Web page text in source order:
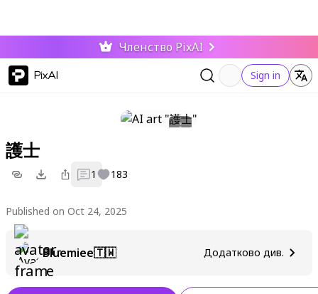
Членство PixAI
PixAI Sign in
護士
1 183
Published on Oct 24, 2025
Bluemiee🇹🇼 Додатково див.